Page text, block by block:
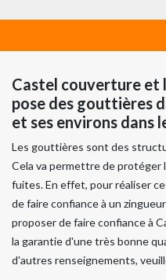
Castel couverture et
pose des gouttières
et ses environs dans
Les gouttières sont des
Cela va permettre de protéger
fuites. En effet, pour réaliser
de faire confiance à un
proposer de faire confiance à
la garantie d'une très bonne
d'autres renseignements,